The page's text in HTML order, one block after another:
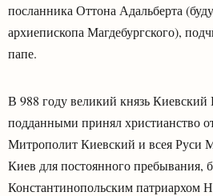
посланника Оттона Адальберта
архиепископа Магдебургского),
папе.
В 988 году великий князь
подданными принял христианство
Митрополит Киевский и всея Руси
Киев для постоянного пребывания,
Константинопольским патриархом